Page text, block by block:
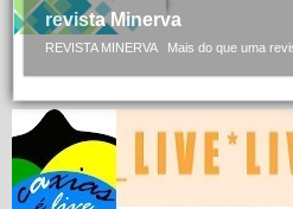
revista Minerva
REVISTA MINERVA Mais do que uma